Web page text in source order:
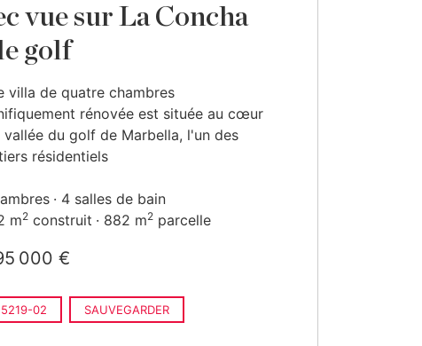
vue sur La Concha
golf
villa de quatre chambres
rénovée est située au cœur
vallée du golf de Marbella, l'un des
résidentiels
4 salles de bain
m2 construit 882 m2 parcelle
000 €
02 SAUVEGARDER